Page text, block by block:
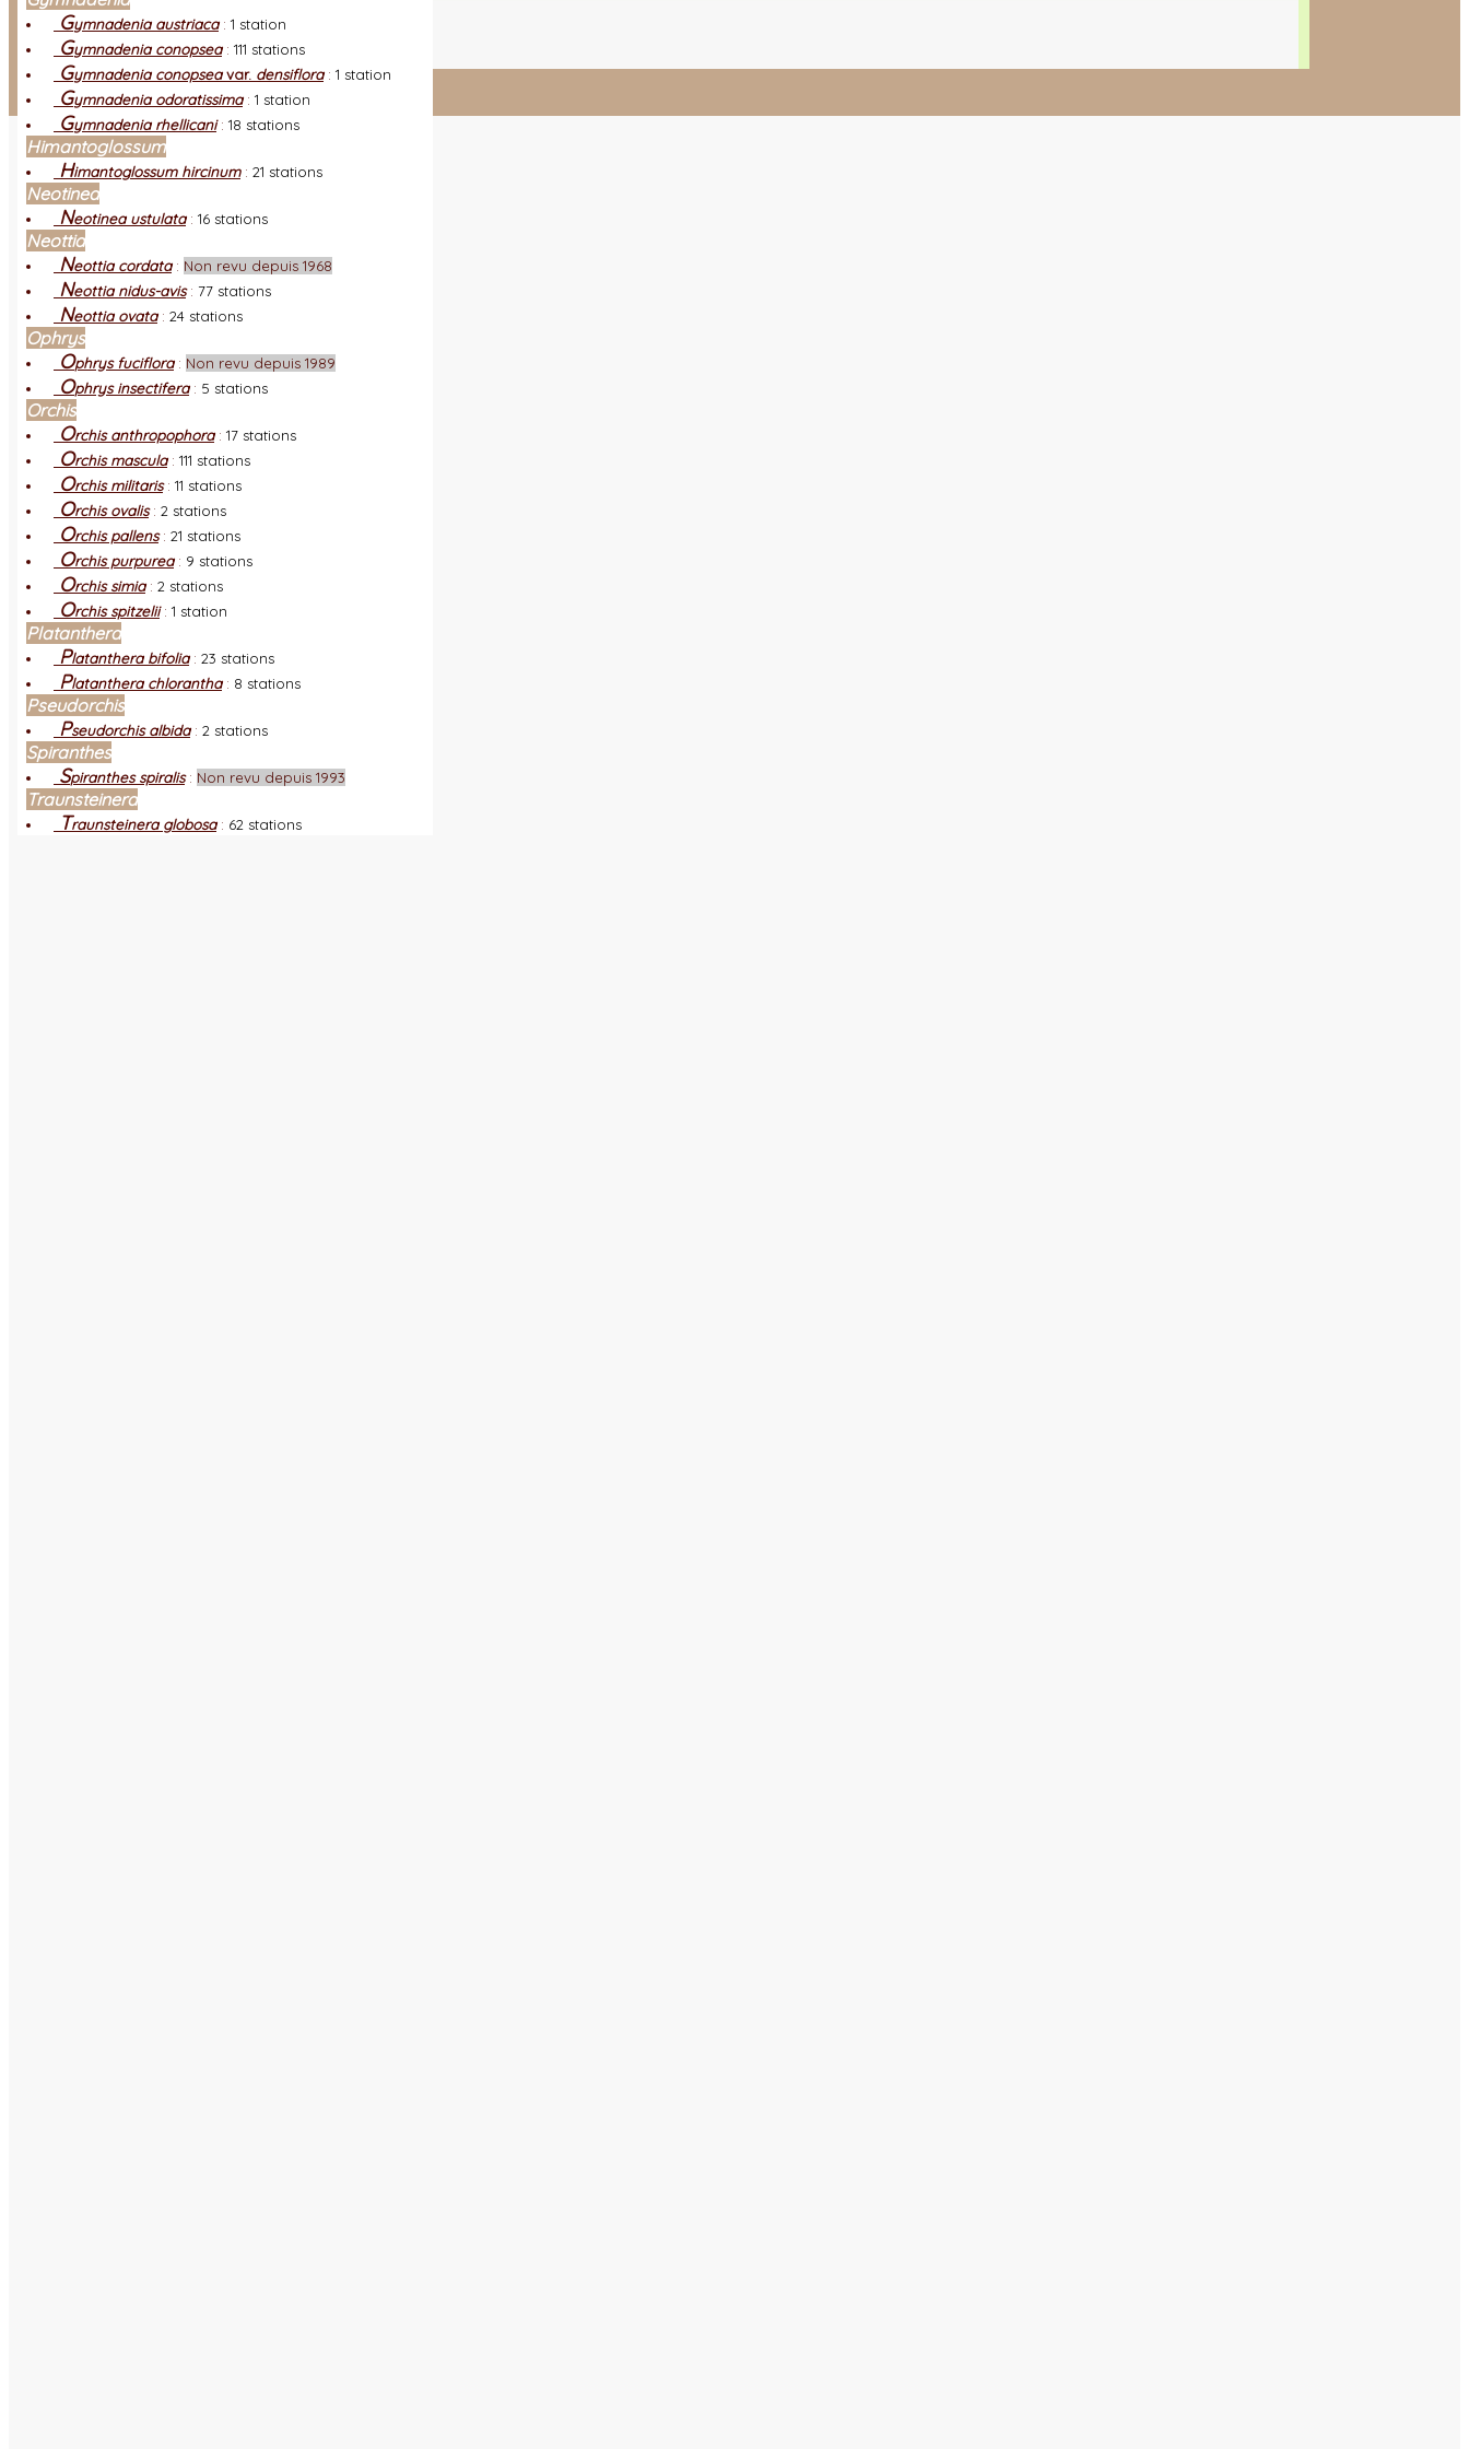
Les nouveautés
Autres sitesLiens orchidophiles
Réalisation du site (Auteurs et photos)
Connexion adhérent
Gymnadenia austriaca: 1 station
Gymnadenia conopsea: 111 stations
Gymnadenia conopseavar. densiflora: 1 station
Gymnadenia odoratissima: 1 station
Gymnadenia rhellicani: 18 stations
Himantoglossum
Himantoglossum hircinum: 21 stations
Neotinea
Neotinea ustulata: 16 stations
Neottia
Neottia cordata: Non revu depuis 1968
Neottia nidus-avis: 77 stations
Neottia ovata: 24 stations
Ophrys
Ophrys fuciflora: Non revu depuis 1989
Ophrys insectifera: 5 stations
Orchis
Orchis anthropophora: 17 stations
Orchis mascula: 111 stations
Orchis militaris: 11 stations
Orchis ovalis: 2 stations
Orchis pallens: 21 stations
Orchis purpurea: 9 stations
Orchis simia: 2 stations
Orchis spitzelii: 1 station
Platanthera
Platanthera bifolia: 23 stations
Platanthera chlorantha: 8 stations
Pseudorchis
Pseudorchis albida: 2 stations
Spiranthes
Spiranthes spiralis: Non revu depuis 1993
Traunsteinera
Traunsteinera globosa: 62 stations